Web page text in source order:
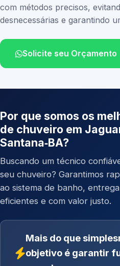
com métodos precisos,
desnecessárias e garantindo
Solicite seu Orçamento
Por que somos os
de chuveiro em
Santana‑BA?
Buscando um técnico
seu chuveiro? Garantimos
ao sistema de banho,
eficientes e com valor justo.
Mais do que
objetivo é garantir